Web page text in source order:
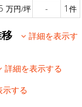
万円/坪 - 1 件
移
詳細を表示す
詳細を表示する
示する